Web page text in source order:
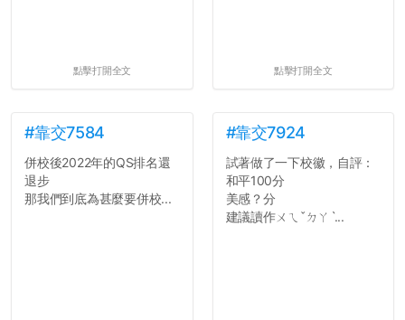
點擊打開全文 點擊打開全文
#靠交7584
併校後2022年的QS排名還
退步
那我們到底為甚麼要併校...
#靠交7924
試著做了一下校徽，自評：
和平100分
美感？分
建議讀作ㄨㄟˇㄉㄚˋ...